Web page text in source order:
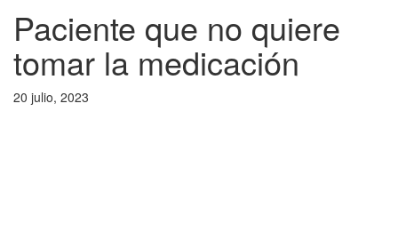
Paciente que no quiere
tomar la medicación
20 julio, 2023